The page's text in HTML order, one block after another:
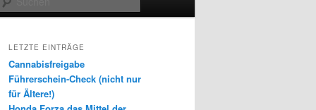
LETZTE EINTRÄGE
Cannabisfreigabe
Führerschein-Check (nicht nur
für Ältere!)